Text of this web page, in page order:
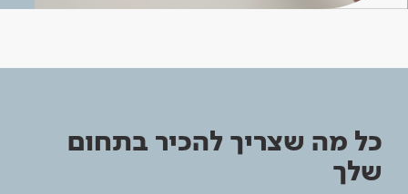
כל מה שצריך להכיר בתחום
שלך